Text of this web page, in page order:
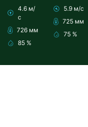
4.6 м/
с
726 мм
85 %
5.9 м/с
725 мм
75 %